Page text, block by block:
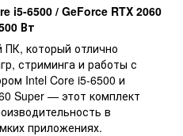
i5-6500 / GeForce RTX 2060
Вт
который отлично
стриминга и работы с
Intel Core i5-6500 и
Super — этот комплект
в
приложениях.